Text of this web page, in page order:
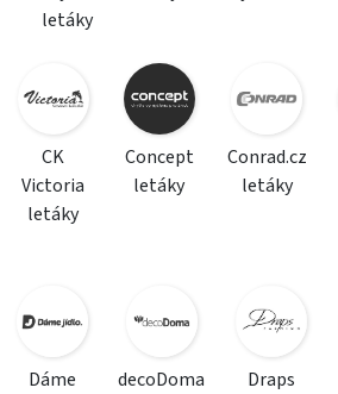
letáky
CK
Victoria
letáky
Concept
letáky
Conrad.cz
letáky
Dáme
decoDoma
Draps